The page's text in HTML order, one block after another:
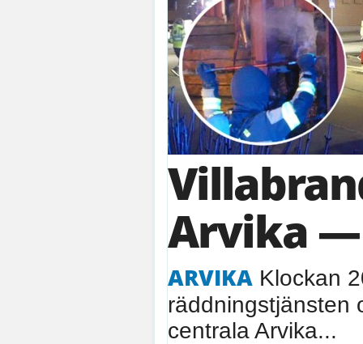
Arvika —
ARVIKA Klockan
räddningstjänsten
centrala Arvika...